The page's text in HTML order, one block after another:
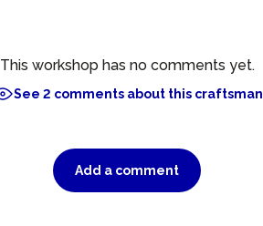
This workshop has no comments yet.
See 2 comments about this craftsman
Add a comment